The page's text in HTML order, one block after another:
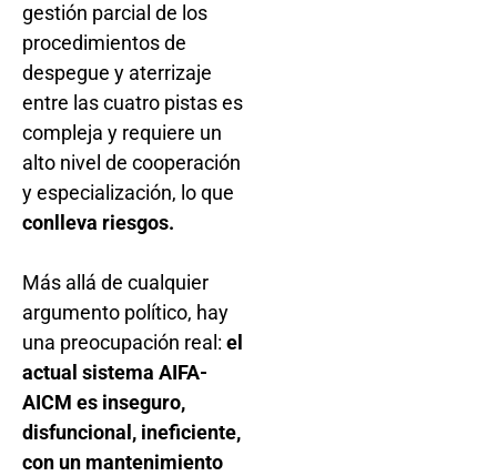
gestión parcial de los
procedimientos de
despegue y aterrizaje
entre las cuatro pistas es
compleja y requiere un
alto nivel de cooperación
y especialización, lo que
conlleva riesgos.
Más allá de cualquier
argumento político, hay
una preocupación real: el
actual sistema AIFA-
AICM es inseguro,
disfuncional, ineficiente,
con un mantenimiento